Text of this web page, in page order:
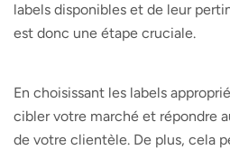
labels disponibles et de leur
est donc une étape cruciale.
En choisissant les labels
cibler votre marché et répondre
de votre clientèle. De plus, cela